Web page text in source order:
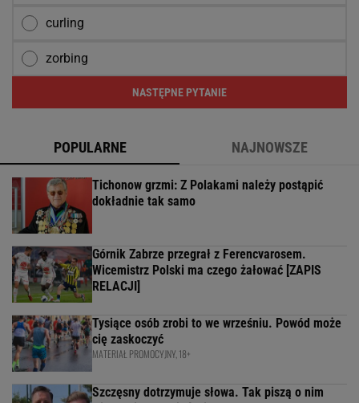
curling
zorbing
NASTĘPNE PYTANIE
POPULARNE NAJNOWSZE
Tichonow grzmi: Z Polakami należy postąpić
dokładnie tak samo
Górnik Zabrze przegrał z Ferencvarosem.
Wicemistrz Polski ma czego żałować [ZAPIS
RELACJI]
Tysiące osób zrobi to we wrześniu. Powód może
cię zaskoczyć
MATERIAŁ PROMOCYJNY, 18+
Szczęsny dotrzymuje słowa. Tak piszą o nim